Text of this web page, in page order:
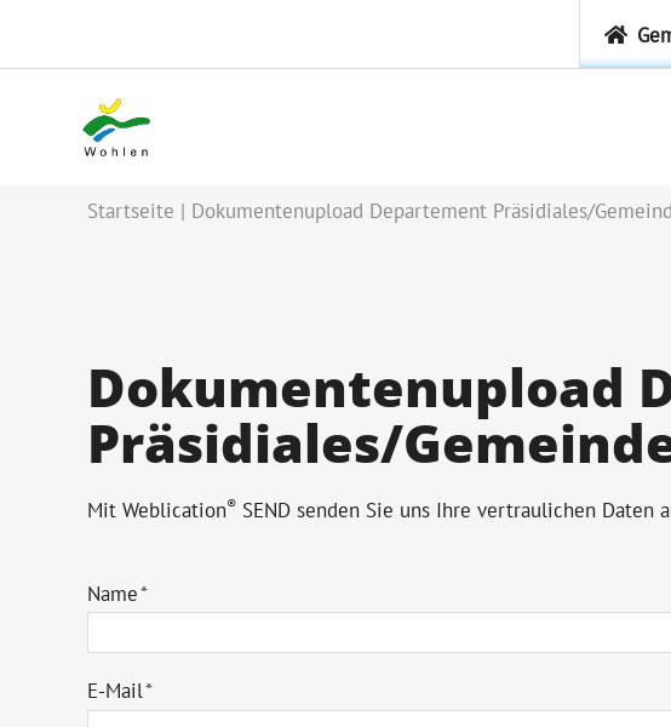
Startseite Dokumentenupload Departement Präsidiales/
Dokumentenupload
Präsidiales/
Mit Weblication® SEND senden Sie uns Ihre vertraulichen Daten
Name*
E-Mail*